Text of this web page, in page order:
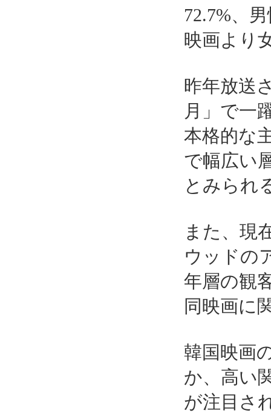
72.7%、
映画より
昨年放送
月」で一
本格的な
で幅広い
とみられ
また、現
ウッドの
年層の観
同映画に
韓国映画
か、高い
が注目さ